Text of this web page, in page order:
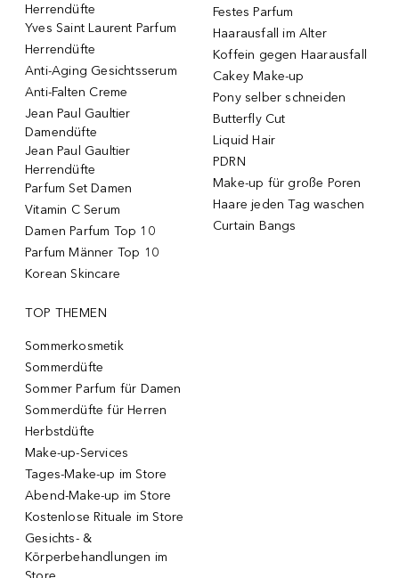
Herrendüfte
Yves Saint Laurent Parfum
Herrendüfte
Anti-Aging Gesichtsserum
Anti-Falten Creme
Jean Paul Gaultier
Damendüfte
Jean Paul Gaultier
Herrendüfte
Parfum Set Damen
Vitamin C Serum
Damen Parfum Top 10
Parfum Männer Top 10
Korean Skincare
Festes Parfum
Haarausfall im Alter
Koffein gegen Haarausfall
Cakey Make-up
Pony selber schneiden
Butterfly Cut
Liquid Hair
PDRN
Make-up für große Poren
Haare jeden Tag waschen
Curtain Bangs
TOP THEMEN
Sommerkosmetik
Sommerdüfte
Sommer Parfum für Damen
Sommerdüfte für Herren
Herbstdüfte
Make-up-Services
Tages-Make-up im Store
Abend-Make-up im Store
Kostenlose Rituale im Store
Gesichts- &
Körperbehandlungen im